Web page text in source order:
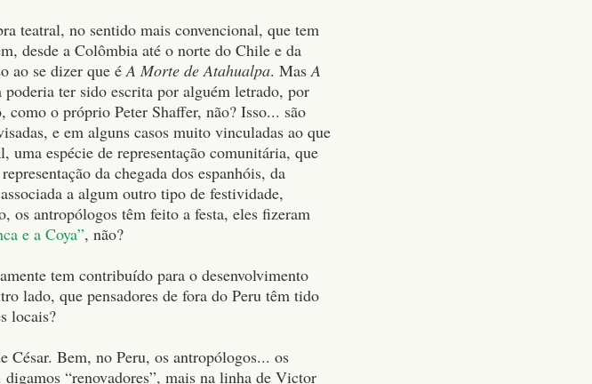
teatral, no sentido mais convencional, que tem
desde a Colômbia até o norte do Chile e da
ao se dizer que é A Morte de Atahualpa. Mas A
poderia ter sido escrita por alguém letrado, por
o próprio Peter Shaffer, não? Isso... são
e em alguns casos muito vinculadas ao que
espécie de representação comunitária, que
da chegada dos espanhóis, da
a algum outro tipo de festividade,
os antropólogos têm feito a festa, eles fizeram
e a Coya”, não?
tem contribuído para o desenvolvimento
lado, que pensadores de fora do Peru têm tido
locais?
César. Bem, no Peru, os antropólogos... os
“renovadores”, mais na linha de Victor